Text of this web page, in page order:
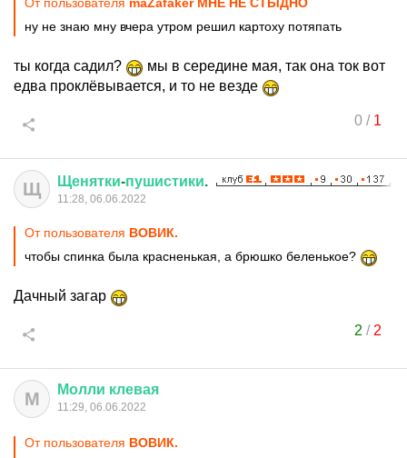
ну не знаю мну вчера утром решил картоху потяпать
ты когда садил?
мы в середине мая, так она ток вот
едва проклёвывается, и то не везде
0/ 1
Щ Щенятки-пушистики.
11:28, 06.06.2022
От пользователя ВОВИК.
чтобы спинка была красненькая, а брюшко беленькое?
Дачный загар
2 / 2
М Молли клевая
11:29, 06.06.2022
От пользователя ВОВИК.